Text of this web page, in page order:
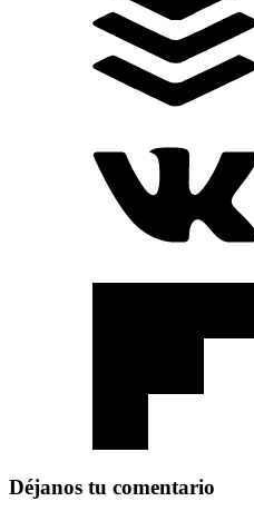
Déjanos tu comentario